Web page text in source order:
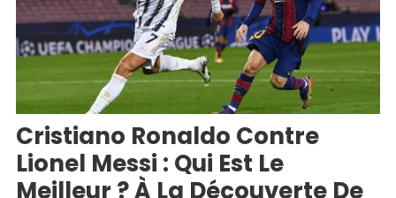
Cristiano Ronaldo Contre
Lionel Messi : Qui Est Le
Meilleur ? À La Découverte De